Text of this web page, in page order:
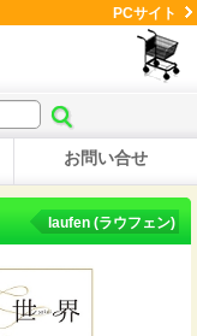
PCサイト
お問い合せ
laufen (ラウフェン)